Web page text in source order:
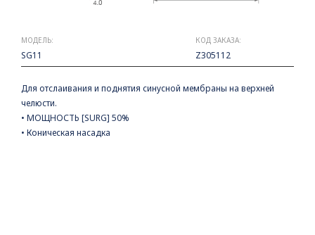
МОДЕЛЬ:
SG11
КОД ЗАКАЗА:
Z305112
Для отслаивания и поднятия синусной мембраны на верхней
челюсти.
• МОЩНОСТЬ [SURG] 50%
• Коническая насадка